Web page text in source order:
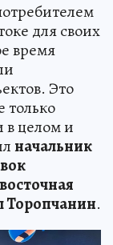
для своих
время
Это
только
в целом и
начальник
Торопчанин.